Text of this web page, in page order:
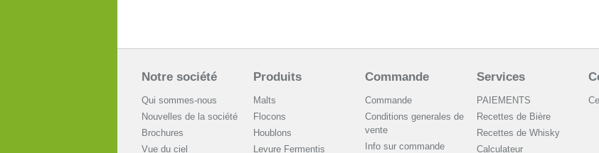
Notre société
Qui sommes-nous
Nouvelles de la société
Brochures
Vue du ciel
Produits
Malts
Flocons
Houblons
Levure Fermentis
Commande
Commande
Conditions generales de
vente
Info sur commande
Services
PAIEMENTS
Recettes de Bière
Recettes de Whisky
Сalculateur